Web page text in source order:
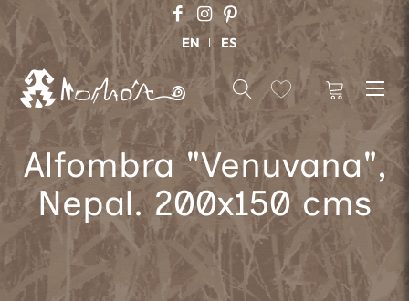
EN ES
Alfombra "Venuvana",
Nepal. 200x150 cms